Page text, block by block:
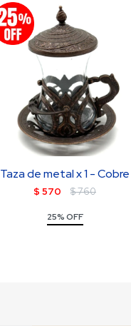
Taza de metal x 1 - Cobre
$ 570 $760
25% OFF